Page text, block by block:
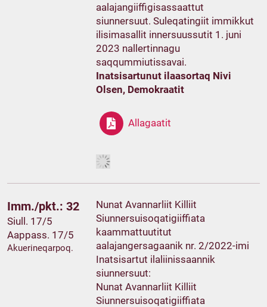
aalajangiiffigisassaattut
siunnersuut. Suleqatingiit immikkut
ilisimasallit innersuussutit 1. juni
2023 nallertinnagu
saqqummiutissavai.
Inatsisartunut ilaasortaq Nivi
Olsen, Demokraatit
Allagaatit
Imm./pkt.: 32
Siull. 17/5
Aappass. 17/5
Akuerineqarpoq.
Nunat Avannarliit Killiit
Siunnersuisoqatigiiffiata
kaammattuutitut
aalajangersagaanik nr. 2/2022-imi
Inatsisartut ilaliinissaannik
siunnersuut:
Nunat Avannarliit Killiit
Siunnersuisoqatigiiffiata